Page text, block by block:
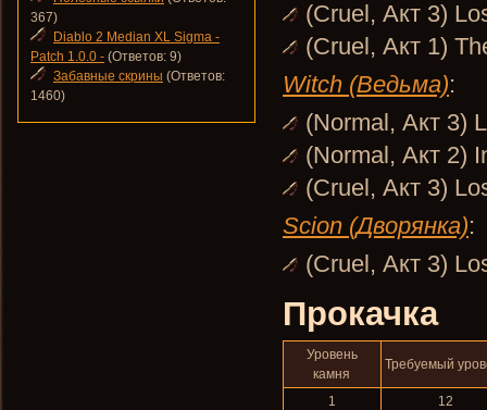
(Cruel, Акт 3)
(Cruel, Акт 1)
Witch (Ведьма):
(Normal, Акт 3)
(Normal, Акт 2)
(Cruel, Акт 3)
Scion (Дворянка):
(Cruel, Акт 3)
Прокачка
Уровень
камня
Требуемый
1
12
367)
Diablo 2 Median XL Sigma -
Patch 1.0.0 - (Ответов: 9)
Забавные скрины (Ответов:
1460)